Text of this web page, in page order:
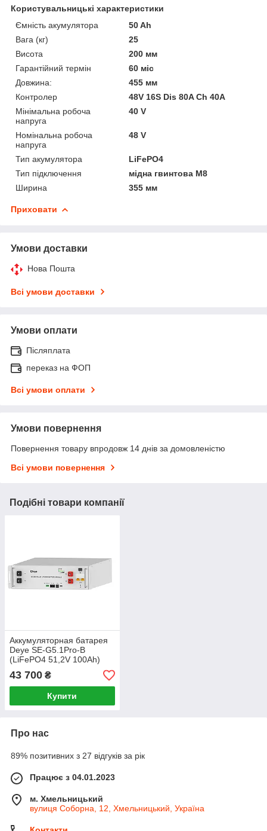
Користувальницькі характеристики
Ємність акумулятора
50 Ah
Вага (кг)
25
Висота
200 мм
Гарантійний термін
60 міс
Довжина:
455 мм
Контролер
48V 16S Dis 80A Ch 40A
Мінімальна робоча
напруга
40 V
Номінальна робоча
напруга
48 V
Тип акумулятора
LiFePO4
Тип підключення
мідна гвинтова М8
Ширина
355 мм
Приховати
Умови доставки
Нова Пошта
Всі умови доставки
Умови оплати
Післяплата
переказ на ФОП
Всі умови оплати
Умови повернення
Повернення товару впродовж 14 днів за домовленістю
Всі умови повернення
Подібні товари компанії
Аккумуляторная батарея
Deye SE-G5.1Pro-B
(LiFePO4 51,2V 100Ah)
43 700 ₴
Купити
Про нас
89% позитивних з 27 відгуків за рік
Працює з 04.01.2023
м. Хмельницький
вулиця Соборна, 12, Хмельницький, Україна